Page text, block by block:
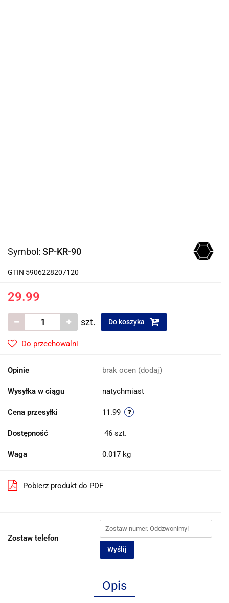
Symbol: SP-KR-90
GTIN 5906228207120
29.99
szt. Do koszyka
Do przechowalni
Opinie brak ocen (dodaj)
Wysyłka w ciągu natychmiast
Cena przesyłki 11.99
Dostępność 46 szt.
Waga 0.017 kg
Pobierz produkt do PDF
Zostaw telefon
Wyślij
Opis